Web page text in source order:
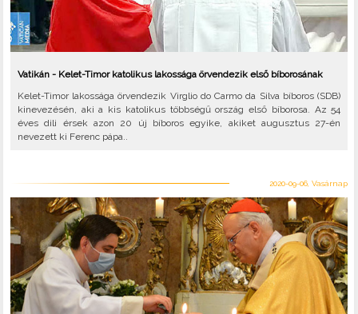
Vatikán - Kelet-Timor katolikus lakossága örvendezik első bíborosának
Kelet-Timor lakossága örvendezik Virglio do Carmo da Silva bíboros (SDB)
kinevezésén, aki a kis katolikus többségű ország első bíborosa. Az 54
éves dili érsek azon 20 új bíboros egyike, akiket augusztus 27-én
nevezett ki Ferenc pápa..
2020-09-06, Vasárnap